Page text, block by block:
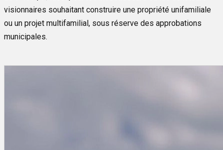
visionnaires souhaitant construire une propriété unifamiliale
ou un projet multifamilial, sous réserve des approbations
municipales.